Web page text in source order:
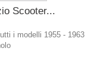
Scooter...
i modelli 1955 - 1963